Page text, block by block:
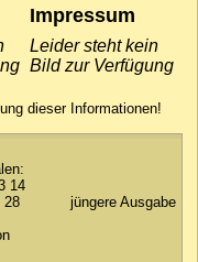
Impressum
Leider steht kein
Bild zur Verfügung
dieser Informationen!
14
28
jüngere Ausgabe